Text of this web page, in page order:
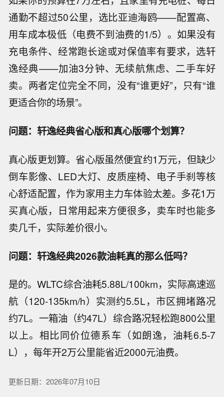
通勤不超过50公里，选比亚迪海鸥——配置高、
用车成本极低（电费不到油费的1/5）。如果没有
充电条件、经常跑长途或对保值率有要求，选轩
逸经典——加油3分钟、无续航焦虑、二手车好
卖。两者定位完全不同，没有“谁更好”，只有“谁
更适合你的场景”。
问题：轩逸经典省心版和真心版哪个划算？
真心版更划算。省心版虽然便宜约1万元，但缺少
倒车影像、LED大灯、皮质座椅、电子手刹等核
心舒适配置，作为家用主力车体验太差。多花1万
买真心版，日常用起来方便很多，卖车时也能多
卖几千，实际差价很小。
问题：轩逸经典2026款油耗真的那么低吗？
是的。WLTC综合油耗5.88L/100km，实际高速巡
航（120-135km/h）实测约5.5L，市区拥堵路况
约7L。一箱油（约47L）综合路况轻松跑800公里
以上。相比同价位德系车（如朗逸，油耗6.5-7
L），每年开2万公里能省近2000元油费。
更新日期：2026年07月10日